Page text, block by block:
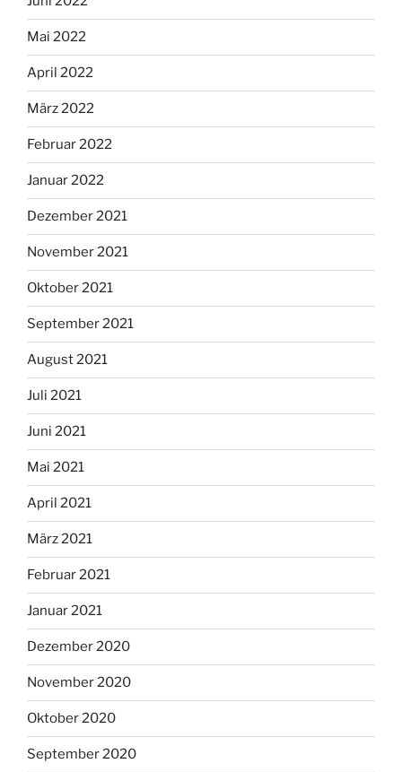
Mai 2022
April 2022
März 2022
Februar 2022
Januar 2022
Dezember 2021
November 2021
Oktober 2021
September 2021
August 2021
Juli 2021
Juni 2021
Mai 2021
April 2021
März 2021
Februar 2021
Januar 2021
Dezember 2020
November 2020
Oktober 2020
September 2020